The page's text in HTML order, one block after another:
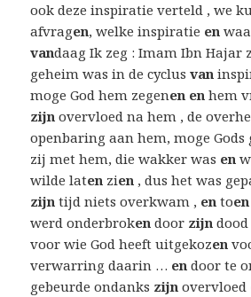
ook deze inspiratie verteld , we
afvragen, welke inspiratie en
vandaag Ik zeg : Imam Ibn Hajar
geheim was in de cyclusvan
moge God hem zegenen en hem
zijn overvloed na hem , de
openbaring aan hem, moge Gods
zij met hem, die wakker was en
wilde laten zien , dus het was
zijn tijd niets overkwam , en toen
werd onderbroken door zijn
voor wie God heeft uitgekozen
verwarring daarin … en door te
gebeurde ondanks zijn overvloed